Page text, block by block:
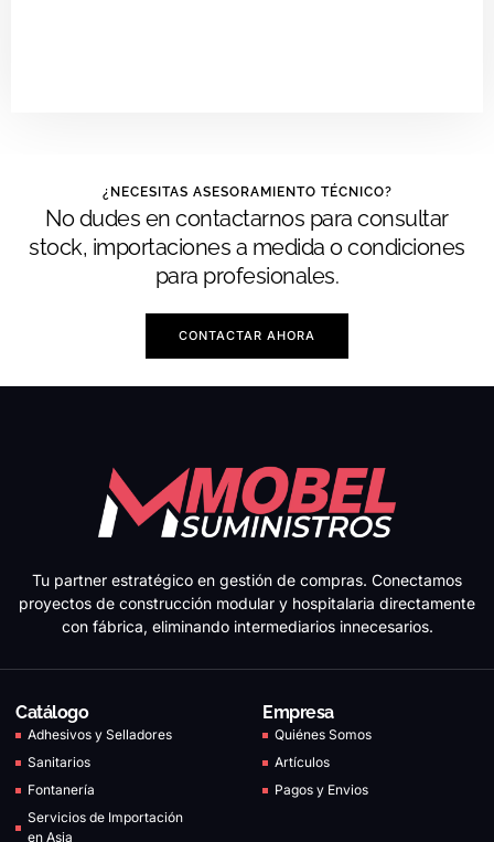
¿NECESITAS ASESORAMIENTO TÉCNICO?
No dudes en contactarnos para consultar
stock, importaciones a medida o condiciones
para profesionales.
CONTACTAR AHORA
Tu partner estratégico en gestión de compras. Conectamos
proyectos de construcción modular y hospitalaria directamente
con fábrica, eliminando intermediarios innecesarios.
Catálogo
Adhesivos y Selladores
Sanitarios
Fontanería
Servicios de Importación
en Asia
Empresa
Quiénes Somos
Artículos
Pagos y Envios